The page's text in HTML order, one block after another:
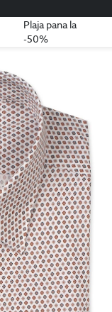
Plaja pana la
-50%